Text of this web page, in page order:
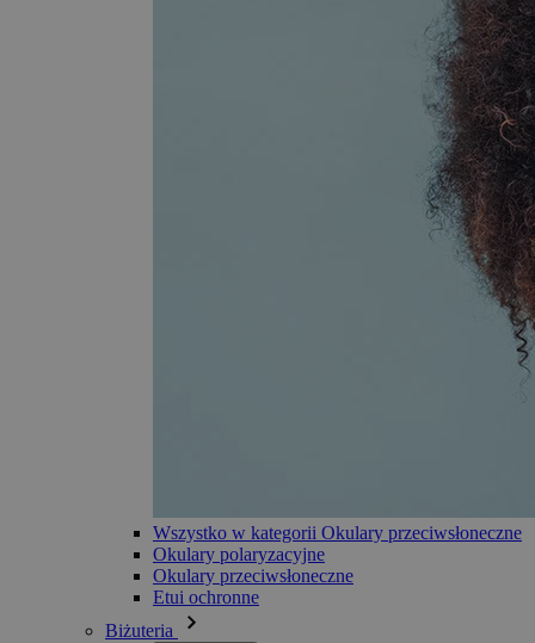
Wszystko w kategorii Okulary przeciwsłoneczne
Okulary polaryzacyjne
Okulary przeciwsłoneczne
Etui ochronne
Biżuteria